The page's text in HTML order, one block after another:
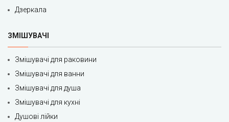
Дзеркала
ЗМІШУВАЧІ
Змішувачі для раковини
Змішувачі для ванни
Змішувачі для душа
Змішувачі для кухні
Душові лійки